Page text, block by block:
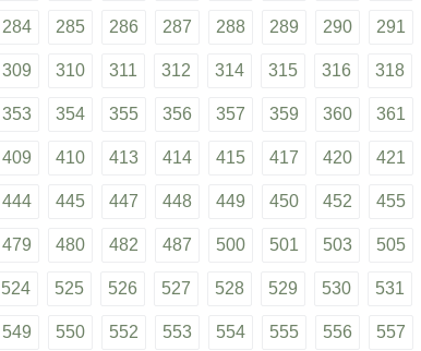
284 285 286 287 288 289 290 291
309 310 311 312 314 315 316 318
353 354 355 356 357 359 360 361
409 410 413 414 415 417 420 421
444 445 447 448 449 450 452 455
479 480 482 487 500 501 503 505
524 525 526 527 528 529 530 531
549 550 552 553 554 555 556 557